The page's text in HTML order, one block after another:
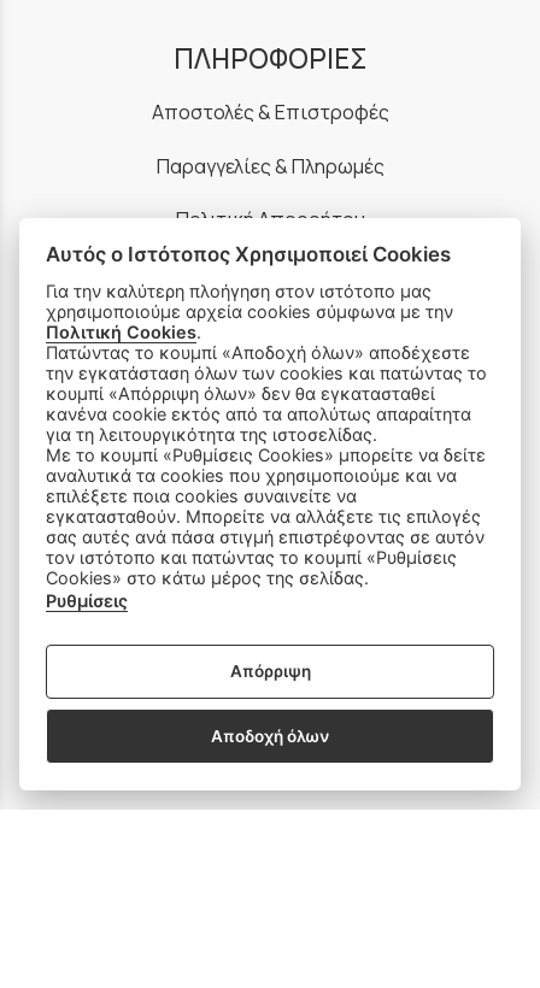
ΠΛΗΡΟΦΟΡΙΕΣ
Αποστολές & Επιστροφές
Παραγγελίες & Πληρωμές
Πολιτική Απορρήτου
Ρυθμίσεις Cookies
Όροι Χρήσης & Ασφάλεια
ΠΡΟΪΟΝΤΑ
Ραπτομηχανές
Οικιακός Εξοπλισμός
Ανταλλακτικά
Αυτός ο Ιστότοπος Χρησιμοποιεί Cookies
Για την καλύτερη πλοήγηση στον ιστότοπο μας
χρησιμοποιούμε αρχεία cookies σύμφωνα με την
Πολιτική Cookies.
Πατώντας το κουμπί «Αποδοχή όλων» αποδέχεστε
την εγκατάσταση όλων των cookies και πατώντας το
κουμπί «Απόρριψη όλων» δεν θα εγκατασταθεί
κανένα cookie εκτός από τα απολύτως απαραίτητα
για τη λειτουργικότητα της ιστοσελίδας.
Με το κουμπί «Ρυθμίσεις Cookies» μπορείτε να δείτε
αναλυτικά τα cookies που χρησιμοποιούμε και να
επιλέξετε ποια cookies συναινείτε να
εγκατασταθούν. Μπορείτε να αλλάξετε τις επιλογές
σας αυτές ανά πάσα στιγμή επιστρέφοντας σε αυτόν
τον ιστότοπο και πατώντας το κουμπί «Ρυθμίσεις
Cookies» στο κάτω μέρος της σελίδας.
Ρυθμίσεις
Απόρριψη
Αποδοχή όλων